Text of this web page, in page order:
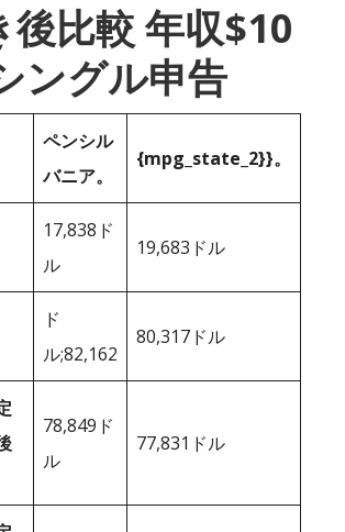
後比較 年収$10
ングル申告
ペンシル
バニア。
{mpg_state_2}}。
17,838ド
ル
19,683ドル
ド
ル;82,162
80,317ドル
78,849ド
ル
77,831ドル